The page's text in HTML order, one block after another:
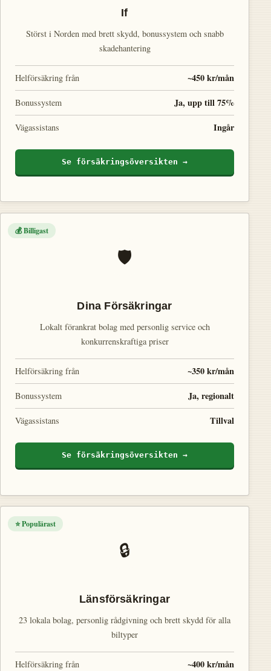
If
Störst i Norden med brett skydd, bonussystem och snabb
skadehantering
Helförsäkring från ~450 kr/mån
Bonussystem Ja, upp till 75%
Vägassistans Ingår
Se försäkringsöversikten →
💰 Billigast
🛡️
Dina Försäkringar
Lokalt förankrat bolag med personlig service och
konkurrenskraftiga priser
Helförsäkring från ~350 kr/mån
Bonussystem Ja, regionalt
Vägassistans Tillval
Se försäkringsöversikten →
⭐ Populärast
🔒
Länsförsäkringar
23 lokala bolag, personlig rådgivning och brett skydd för alla
biltyper
Helförsäkring från ~400 kr/mån